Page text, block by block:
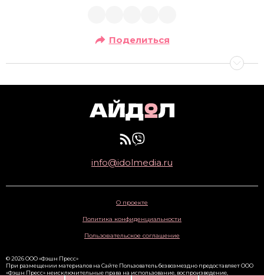
Поделиться
info@idolmedia.ru
О проекте
Политика конфиденциальности
Пользовательское соглашение
© 2026 ООО «Фэшн Пресс»
При размещении материалов на Сайте Пользователь безвозмездно предоставляет ООО
«Фэшн Пресс» неисключительные права на использование, воспроизведение,